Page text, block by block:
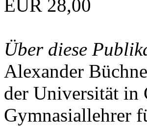
EUR 28,00
Über diese
Alexander
der Universität in
Gymnasiallehrer